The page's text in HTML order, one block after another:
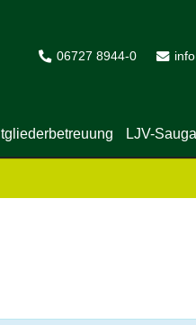
06727 8944-0
LJV-